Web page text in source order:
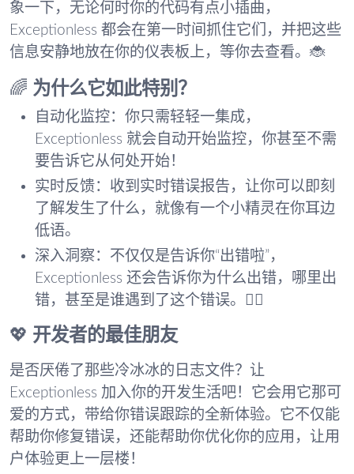
象一下，无论何时你的代码有点小插曲，
Exceptionless 都会在第一时间抓住它们，并把这些
信息安静地放在你的仪表板上，等你去查看。🐞
🌈 为什么它如此特别？
自动化监控：你只需轻轻一集成，
Exceptionless 就会自动开始监控，你甚至不需
要告诉它从何处开始！
实时反馈：收到实时错误报告，让你可以即刻
了解发生了什么，就像有一个小精灵在你耳边
低语。
深入洞察：不仅仅是告诉你“出错啦”，
Exceptionless 还会告诉你为什么出错，哪里出
错，甚至是谁遇到了这个错误。🕵️‍♂️
💖 开发者的最佳朋友
是否厌倦了那些冷冰冰的日志文件？让
Exceptionless 加入你的开发生活吧！它会用它那可
爱的方式，带给你错误跟踪的全新体验。它不仅能
帮助你修复错误，还能帮助你优化你的应用，让用
户体验更上一层楼！